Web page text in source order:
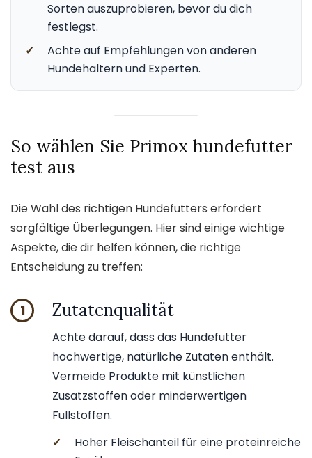
Sorten auszuprobieren, bevor du dich
festlegst.
✓
Achte auf Empfehlungen von anderen
Hundehaltern und Experten.
So wählen Sie Primox hundefutter
test aus
Die Wahl des richtigen Hundefutters erfordert
sorgfältige Überlegungen. Hier sind einige wichtige
Aspekte, die dir helfen können, die richtige
Entscheidung zu treffen:
1 Zutatenqualität
Achte darauf, dass das Hundefutter
hochwertige, natürliche Zutaten enthält.
Vermeide Produkte mit künstlichen
Zusatzstoffen oder minderwertigen
Füllstoffen.
✓
Hoher Fleischanteil für eine proteinreiche